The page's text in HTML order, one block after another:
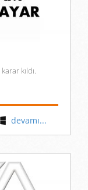
kıldı.
devamı...